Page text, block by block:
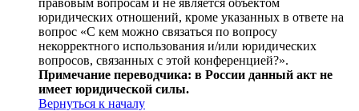
юридических отношений, кроме указанных в ответе на
вопрос «С кем можно связаться по вопросу
некорректного использования и/или юридических
вопросов, связанных с этой конференцией?».
Примечание переводчика: в России данный акт не
имеет юридической силы.
Вернуться к началу